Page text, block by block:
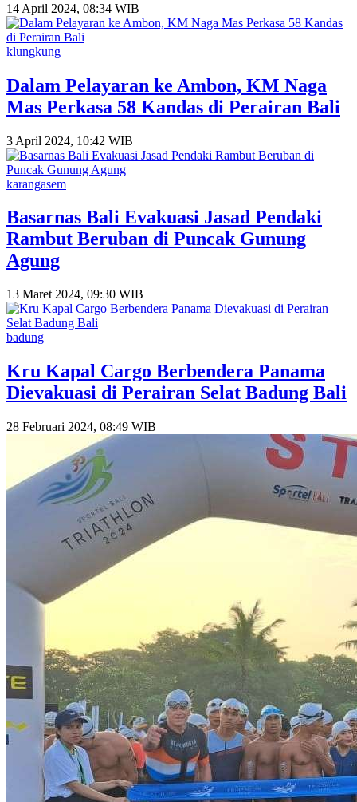
14 April 2024, 08:34 WIB
klungkung
Dalam Pelayaran ke Ambon, KM Naga
Mas Perkasa 58 Kandas di Perairan Bali
3 April 2024, 10:42 WIB
karangasem
Basarnas Bali Evakuasi Jasad Pendaki
Rambut Beruban di Puncak Gunung
Agung
13 Maret 2024, 09:30 WIB
badung
Kru Kapal Cargo Berbendera Panama
Dievakuasi di Perairan Selat Badung Bali
28 Februari 2024, 08:49 WIB